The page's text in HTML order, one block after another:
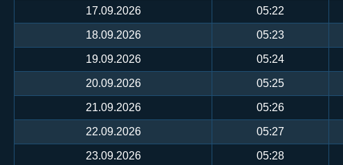
17.09.2026 05:22
18.09.2026 05:23
19.09.2026 05:24
20.09.2026 05:25
21.09.2026 05:26
22.09.2026 05:27
23.09.2026 05:28